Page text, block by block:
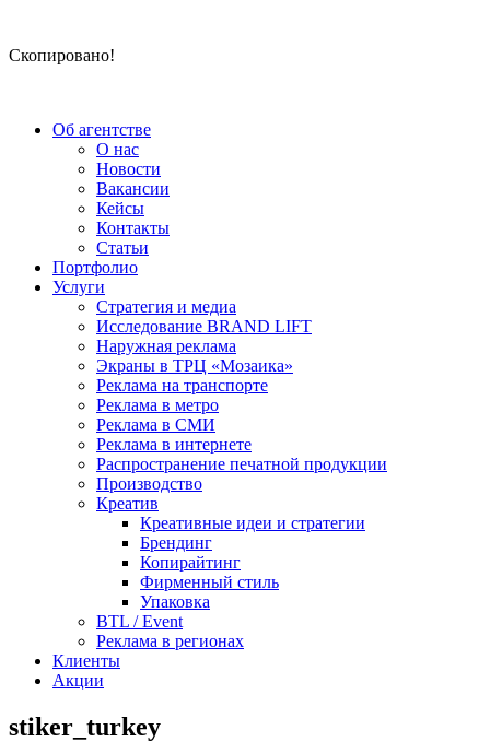
Скопировано!
Об агентстве
О нас
Новости
Вакансии
Кейсы
Контакты
Статьи
Портфолио
Услуги
Стратегия и медиа
Исследование BRAND LIFT
Наружная реклама
Экраны в ТРЦ «Мозаика»
Реклама на транспорте
Реклама в метро
Реклама в СМИ
Реклама в интернете
Распространение печатной продукции
Производство
Креатив
Креативные идеи и стратегии
Брендинг
Копирайтинг
Фирменный стиль
Упаковка
BTL / Event
Реклама в регионах
Клиенты
Акции
stiker_turkey